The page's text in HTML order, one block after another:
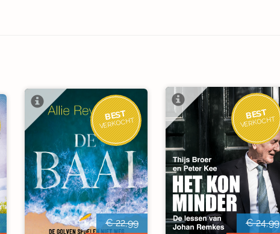
BEST
VERKOCHT
€ 22,99
BEST
VERKOCHT
€ 24,99